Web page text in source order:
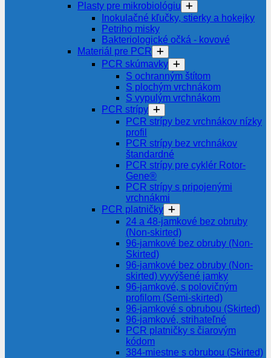
Plasty pre mikrobiológiu
Inokulačné kľučky, stierky a hokejky
Petriho misky
Bakteriologické očká - kovové
Materiál pre PCR
PCR skúmavky
S ochranným štítom
S plochým vrchnákom
S vypulým vrchnákom
PCR strípy
PCR strípy bez vrchnákov nízky
profil
PCR strípy bez vrchnákov
štandardné
PCR strípy pre cyklér Rotor-
Gene®
PCR strípy s pripojenými
vrchnákmi
PCR platničky
24 a 48-jamkové bez obruby
(Non-skirted)
96-jamkové bez obruby (Non-
Skirted)
96-jamkové bez obruby (Non-
skirted) vyvýšené jamky
96-jamkové, s polovičným
profilom (Semi-skirted)
96-jamkové s obrubou (Skirted)
96-jamkové, strihateľné
PCR platničky s čiarovým
kódom
384-miestne s obrubou (Skirted)